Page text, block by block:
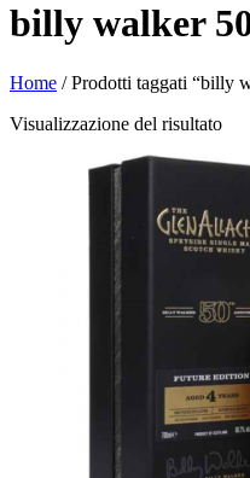
billy walker
Home / Prodotti taggati “billy
Visualizzazione del risultato